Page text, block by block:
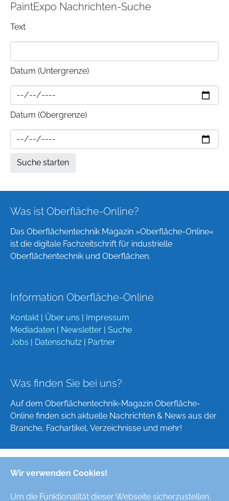
Wir verwenden Cookies!
Um die Funktionalität dieser Webseite sicherzustellen,
PaintExpo Nachrichten-Suche
Text
Datum (Untergrenze)
Datum (Obergrenze)
Was ist Oberfläche-Online?
Das Oberflächentechnik Magazin »Oberfläche-Online«
ist die digitale Fachzeitschrift für industrielle
Oberflächentechnik und Oberflächen.
Information Oberfläche-Online
Kontakt Über uns
Impressum
Mediadaten
Newsletter
Suche
Jobs
Datenschutz Partner
Was finden Sie bei uns?
Auf dem Oberflächentechnik-Magazin Oberfläche-
Online finden sich aktuelle Nachrichten & News aus der
Branche, Fachartikel, Verzeichnisse und mehr!
Deutsch